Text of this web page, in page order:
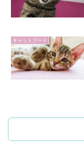
キャットフード